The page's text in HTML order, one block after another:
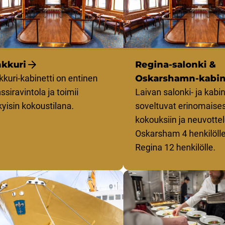
kabinetti on entinen
ja toimii
kokoustilana.
Regina-salonki &
Oskarshamn-
Laivan salonki- ja
soveltuvat
kokouksiin ja
Oskarsham 4
Regina 12 henkilölle.